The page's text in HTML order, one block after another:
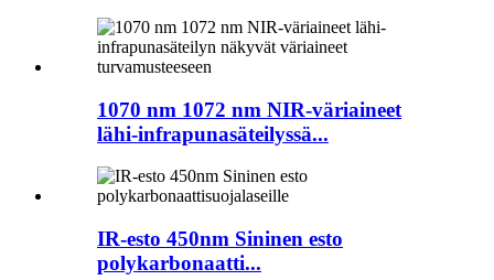
1070 nm 1072 nm NIR-väriaineet
lähi-infrapunasäteilyssä...
IR-esto 450nm Sininen esto
polykarbonaatti...